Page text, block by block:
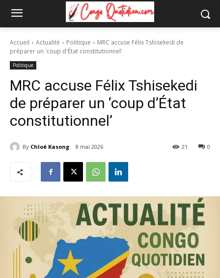
Accueil Actualité Politique
MRC accuse Félix Tshisekedi de
préparer un 'coup d'État constitutionnel'
Politique
MRC accuse Félix Tshisekedi
de préparer un ‘coup d’État
constitutionnel’
By Chloé Kasong 8 mai 2026 0
21